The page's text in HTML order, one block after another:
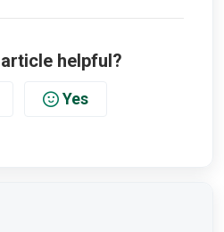
helpful?
Yes